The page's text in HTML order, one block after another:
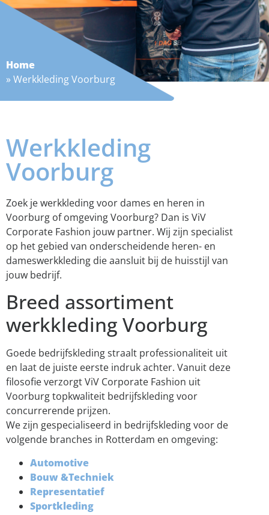
Home
»Werkkleding Voorburg
Werkkleding
Voorburg
Zoek je werkkleding voor dames en heren in
Voorburg of omgeving Voorburg? Dan is ViV
Corporate Fashion jouw partner. Wij zijn specialist
op het gebied van onderscheidende heren- en
dameswerkkleding die aansluit bij de huisstijl van
jouw bedrijf.
Breed assortiment
werkkleding Voorburg
Goede bedrijfskleding straalt professionaliteit uit
en laat de juiste eerste indruk achter. Vanuit deze
filosofie verzorgt ViV Corporate Fashion uit
Voorburg topkwaliteit bedrijfskleding voor
concurrerende prijzen.
We zijn gespecialiseerd in bedrijfskleding voor de
volgende branches in Rotterdam en omgeving:
Automotive
Bouw &Techniek
Representatief
Sportkleding